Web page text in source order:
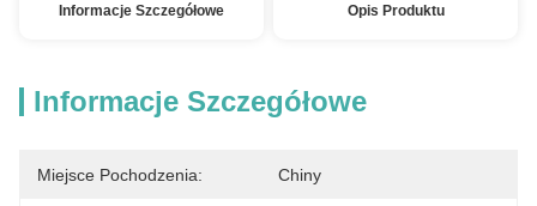
Informacje Szczegółowe Opis Produktu
Informacje Szczegółowe
Miejsce Pochodzenia: Chiny